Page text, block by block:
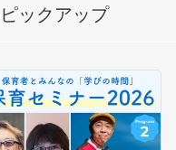
ピックアップ